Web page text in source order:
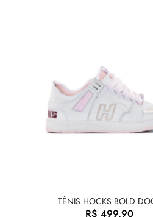
TÊNIS HOCKS BOLD
R$ 499,90